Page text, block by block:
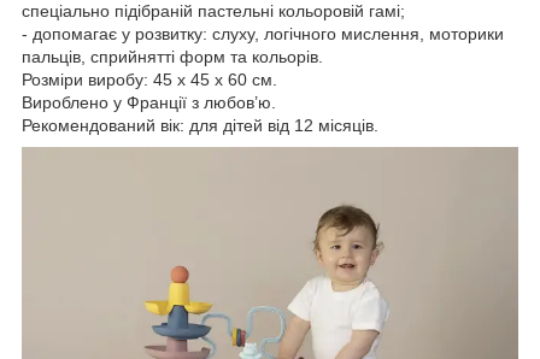
спеціально підібраній пастельні кольоровій гамі;
- допомагає у розвитку: слуху, логічного мислення, моторики
пальців, сприйнятті форм та кольорів.
Розміри виробу: 45 х 45 х 60 см.
Вироблено у Франції з любов’ю.
Рекомендований вік: для дітей від 12 місяців.